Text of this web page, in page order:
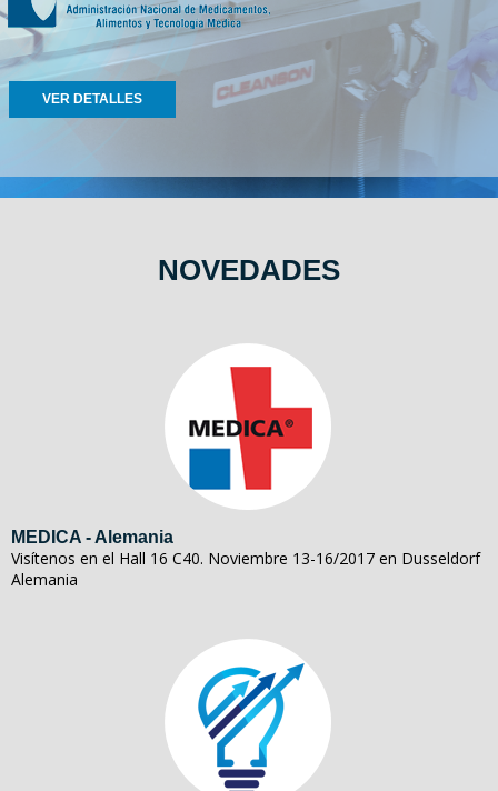
VER DETALLES
NOVEDADES
MEDICA - Alemania
Visítenos en el Hall 16 C40. Noviembre 13-16/2017 en Dusseldorf
Alemania